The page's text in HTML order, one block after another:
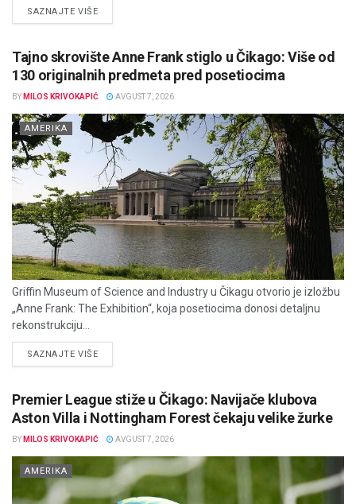
SAZNAJTE VIŠEDETAILS
Tajno skrovište Anne Frank stiglo u Čikago: Više od
130 originalnih predmeta pred posetiocima
BY MILOS KRIVOKAPIĆ AVGUST 7, 2026
AMERIKA
Griffin Museum of Science and Industry u Čikagu otvorio je izložbu
„Anne Frank: The Exhibition“, koja posetiocima donosi detaljnu
rekonstrukciju...
SAZNAJTE VIŠEDETAILS
Premier League stiže u Čikago: Navijače klubova
Aston Villa i Nottingham Forest čekaju velike žurke
BY MILOS KRIVOKAPIĆ AVGUST 7, 2026
AMERIKA